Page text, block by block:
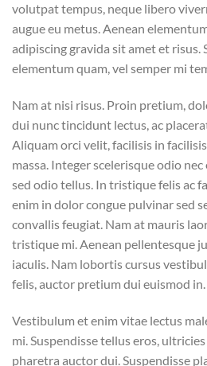
volutpat tempus, neque libero
augue eu metus. Aenean
adipiscing gravida sit amet et risus.
elementum quam, vel semper mi
Nam at nisi risus. Proin pretium,
dui nunc tincidunt lectus, ac
Aliquam orci velit, facilisis in
massa. Integer scelerisque odio
sed odio tellus. In tristique felis ac
enim in dolor congue pulvinar sed
convallis feugiat. Nam at mauris
tristique mi. Aenean pellentesque
iaculis. Nam lobortis cursus
felis, auctor pretium dui euismod in.
Vestibulum et enim vitae lectus
mi. Suspendisse tellus eros,
pharetra auctor dui. Suspendisse